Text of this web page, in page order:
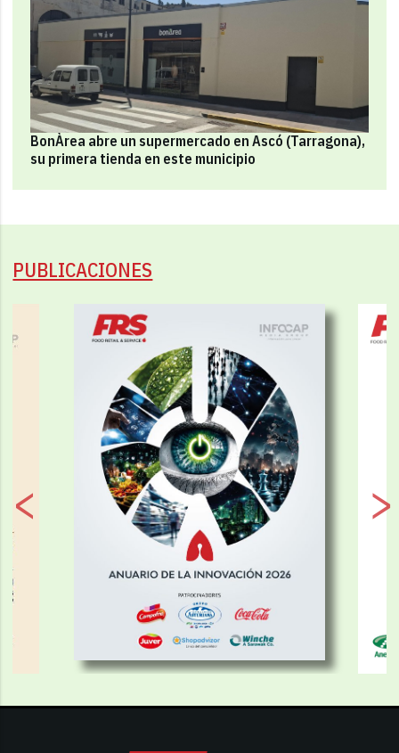
BonÀrea abre un supermercado en Ascó (Tarragona),
su primera tienda en este municipio
PUBLICACIONES